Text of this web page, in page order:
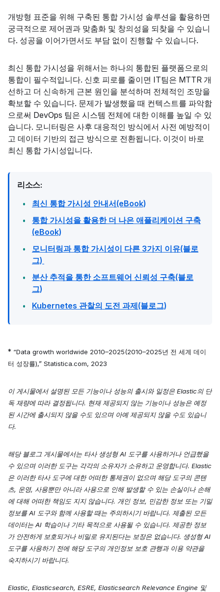
개방형 표준을 위해 구축된 통합 가시성 솔루션을 활용하면
궁극적으로 제어권과 맞춤화 및 창의성을 되찾을 수 있습니
다. 성공을 이어가면서도 부담 없이 진행할 수 있습니다.
최신 통합 가시성을 위해서는 하나의 통합된 플랫폼으로의
통합이 필수적입니다. 신호 피로를 줄이면 IT팀은 MTTR 개
선하고 더 신속하게 근본 원인을 분석하며 전체적인 조망을
확보할 수 있습니다. 문제가 발생했을 때 컨텍스트를 파악함
으로써 DevOps 팀은 시스템 전체에 대한 이해를 높일 수 있
습니다. 모니터링은 사후 대응적인 방식에서 사전 예방적이
고 데이터 기반의 접근 방식으로 전환됩니다. 이것이 바로
최신 통합 가시성입니다.
리소스:
최신 통합 가시성 안내서(eBook)
통합 가시성을 활용한 더 나은 애플리케이션 구축
(eBook)
모니터링과 통합 가시성이 다른 3가지 이유(블로
그)
분산 추적을 통한 소프트웨어 신뢰성 구축(블로
그)
Kubernetes 관찰의 도전 과제(블로그)
* “Data growth worldwide 2010–2025(2010–2025년 전 세계 데이
터 성장률),” Statistica.com, 2023
이 게시물에서 설명된 모든 기능이나 성능의 출시와 일정은 Elastic의 단
독 재량에 따라 결정됩니다. 현재 제공되지 않는 기능이나 성능은 예정
된 시간에 출시되지 않을 수도 있으며 아예 제공되지 않을 수도 있습니
다.
해당 블로그 게시물에서는 타사 생성형 AI 도구를 사용하거나 언급했을
수 있으며 이러한 도구는 각각의 소유자가 소유하고 운영합니다. Elastic
은 이러한 타사 도구에 대한 어떠한 통제권이 없으며 해당 도구의 콘텐
츠, 운영, 사용뿐만 아니라 사용으로 인해 발생할 수 있는 손실이나 손해
에 대해 어떠한 책임도 지지 않습니다. 개인 정보, 민감한 정보 또는 기밀
정보를 AI 도구와 함께 사용할 때는 주의하시기 바랍니다. 제출된 모든
데이터는 AI 학습이나 기타 목적으로 사용될 수 있습니다. 제공한 정보
가 안전하게 보호되거나 비밀로 유지된다는 보장은 없습니다. 생성형 AI
도구를 사용하기 전에 해당 도구의 개인정보 보호 관행과 이용 약관을
숙지하시기 바랍니다.
Elastic, Elasticsearch, ESRE, Elasticsearch Relevance Engine 및